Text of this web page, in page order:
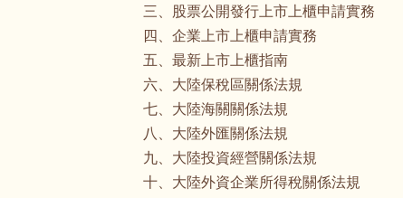
三、股票公開發行上市上櫃申請實務
四、企業上市上櫃申請實務
五、最新上市上櫃指南
六、大陸保稅區關係法規
七、大陸海關關係法規
八、大陸外匯關係法規
九、大陸投資經營關係法規
十、大陸外資企業所得稅關係法規